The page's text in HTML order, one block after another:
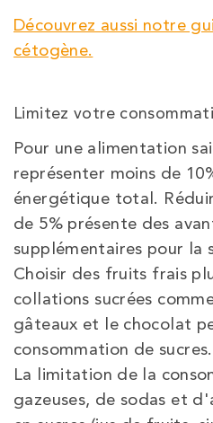
Découvrez aussi notre
cétogène.
Limitez votre
Pour une alimentation
représenter moins de
énergétique total.
de 5% présente des
supplémentaires pour la
Choisir des fruits frais
collations sucrées
gâteaux et le chocolat
consommation de sucres.
La limitation de la
gazeuses, de sodas et